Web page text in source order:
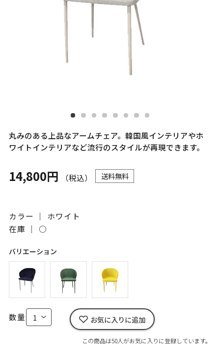
丸みのある上品なアームチェア。韓国風インテリアやホ
ワイトインテリアなど流行のスタイルが再現できます。
14,800円 （税込） 送料無料
カラー ｜ ホワイト
在庫 ｜ ○
バリエーション
数量 お気に入りに追加
この商品は50人がお気に入りに登録しています。